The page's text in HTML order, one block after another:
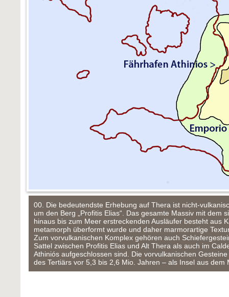
00. Die bedeutendste Erhebung auf Thera ist nicht-
um den Berg „Profitis Elias“. Das gesamte Massiv mit dem
hinaus bis zum Meer erstreckenden Ausläufer besteht aus
metamorph überformt wurde und daher marmorartige
Zum vorvulkanischen Komplex gehören auch
Sattel zwischen Profitis Elias und Alt Thera als auch im
Athiniós aufgeschlossen sind. Die vorvulkanischen
des Tertiärs vor 5,3 bis 2,6 Mio. Jahren – als Insel aus dem